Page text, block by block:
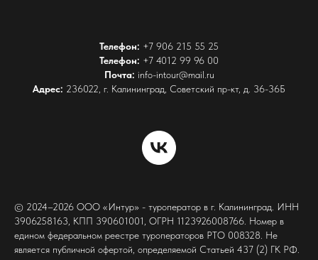
Телефон: +7 906 215 55 25
Телефон: +7 4012 99 96 00
Почта: info-intour@mail.ru
Адрес: 236022, г. Калининград, Советский пр-кт, д. 36-36Б
© 2024–2026 ООО «Интур» - туроператор в г. Калининград. ИНН
3906258163, КПП 390601001, ОГРН 1123926008766. Номер в
едином федеральном реестре туроператоров РТО 008328. Не
является публичной офертой, определяемой Статьей 437 (2) ГК РФ.